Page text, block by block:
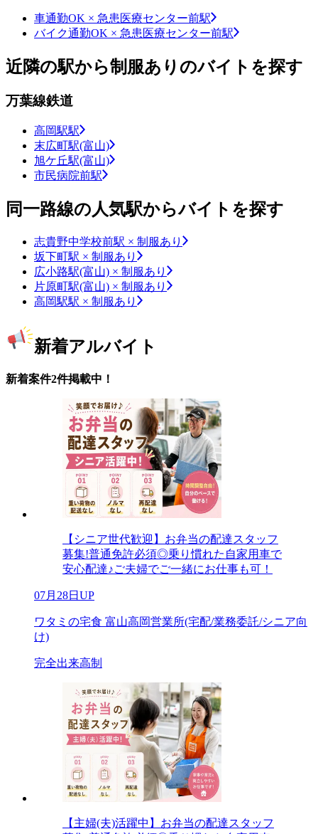
車通勤OK × 急患医療センター前駅
バイク通勤OK × 急患医療センター前駅
近隣の駅から制服ありのバイトを探す
万葉線鉄道
高岡駅駅
末広町駅(富山)
旭ケ丘駅(富山)
市民病院前駅
同一路線の人気駅からバイトを探す
志貴野中学校前駅 × 制服あり
坂下町駅 × 制服あり
広小路駅(富山) × 制服あり
片原町駅(富山) × 制服あり
高岡駅駅 × 制服あり
新着アルバイト
新着案件2件掲載中！
【シニア世代歓迎】お弁当の配達スタッフ
募集!普通免許必須◎乗り慣れた自家用車で
安心配達♪ご夫婦でご一緒にお仕事も可！
07月28日UP
ワタミの宅食 富山高岡営業所(宅配/業務委託/シニア向
け)
完全出来高制
【主婦(夫)活躍中】お弁当の配達スタッフ